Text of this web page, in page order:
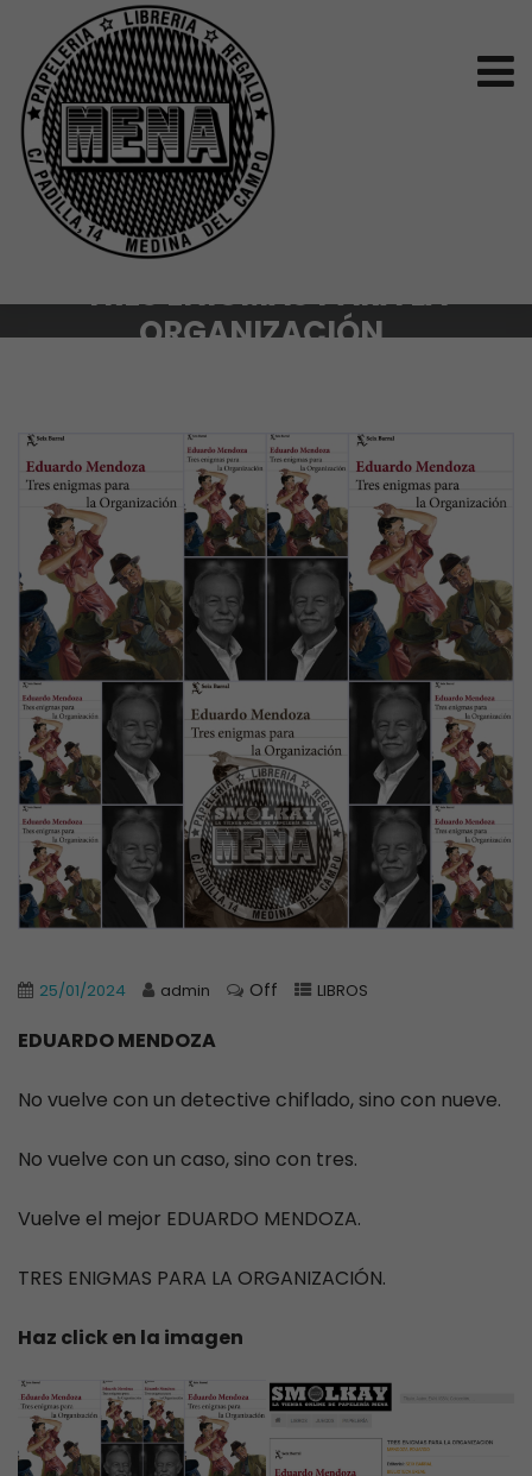
TRES ENIGMAS PARA LA
ORGANIZACIÓN.
25/01/2024 admin Off LIBROS
EDUARDO MENDOZA
No vuelve con un detective chiflado, sino con nueve.
No vuelve con un caso, sino con tres.
Vuelve el mejor EDUARDO MENDOZA.
TRES ENIGMAS PARA LA ORGANIZACIÓN.
Haz click en la imagen